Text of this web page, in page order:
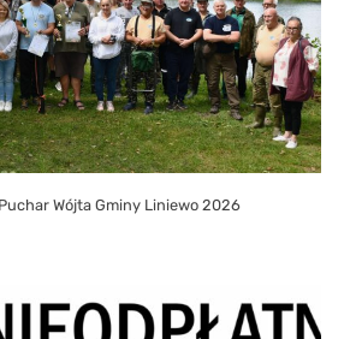
Wójta Gminy Liniewo 2026